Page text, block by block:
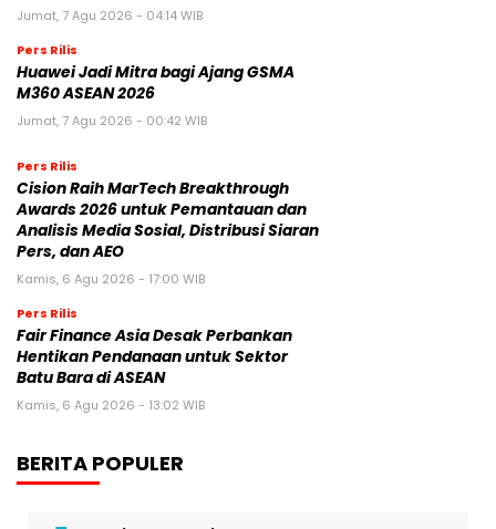
Jumat, 7 Agu 2026 - 04:14 WIB
Pers Rilis
Huawei Jadi Mitra bagi Ajang GSMA
M360 ASEAN 2026
Jumat, 7 Agu 2026 - 00:42 WIB
Pers Rilis
Cision Raih MarTech Breakthrough
Awards 2026 untuk Pemantauan dan
Analisis Media Sosial, Distribusi Siaran
Pers, dan AEO
Kamis, 6 Agu 2026 - 17:00 WIB
Pers Rilis
Fair Finance Asia Desak Perbankan
Hentikan Pendanaan untuk Sektor
Batu Bara di ASEAN
Kamis, 6 Agu 2026 - 13:02 WIB
BERITA POPULER